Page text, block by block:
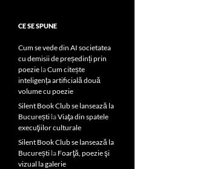
CE SE SPUNE
Cum se vede din AI societatea
cu demisii de președinți prin
poezie laCum citește
inteligența artificială două
volume cu poezie
Silent Book Club se lansează la
București laViaţa din spatele
execuţiilor culturale
Silent Book Club se lansează la
București la Foarţă, poezie şi
vizual la galerie